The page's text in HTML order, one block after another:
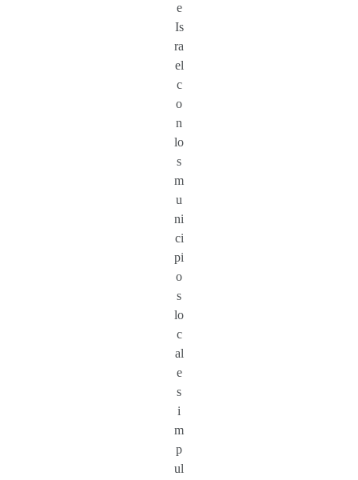
e
Is
ra
el
c
o
n
lo
s
m
u
ni
ci
pi
o
s
lo
c
al
e
s
i
m
p
ul